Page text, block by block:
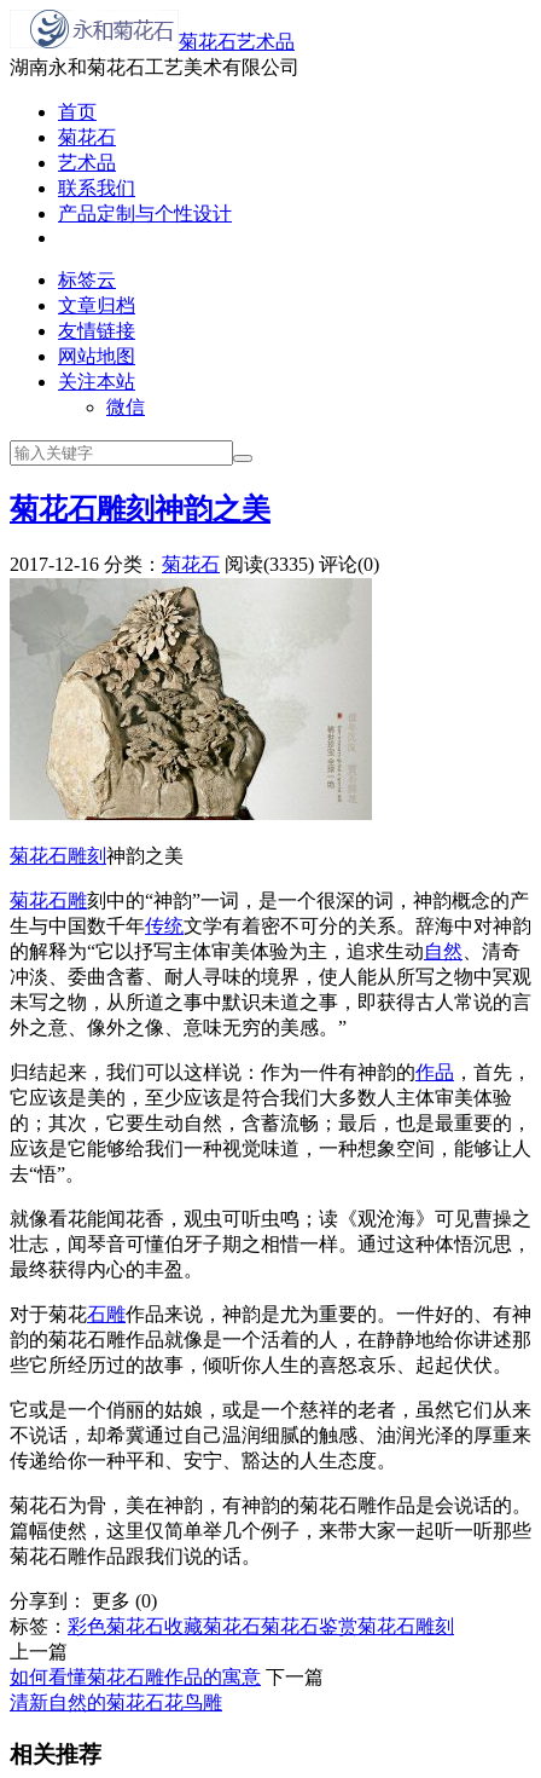
菊花石艺术品
湖南永和菊花石工艺美术有限公司
首页
菊花石
艺术品
联系我们
产品定制与个性设计
标签云
文章归档
友情链接
网站地图
关注本站
微信
菊花石雕刻神韵之美
2017-12-16 分类： 菊花石 阅读(3335) 评论(0)
菊花石雕刻 神韵之美
菊花石雕刻中的“神韵”一词，是一个很深的词，神韵概念的产
生与中国数千年传统文学有着密不可分的关系。辞海中对神韵
的解释为“它以抒写主体审美体验为主，追求生动自然 、清奇
冲淡、委曲含蓄、耐人寻味的境界，使人能从所写之物中冥观
未写之物，从所道之事中默识未道之事，即获得古人常说的言
外之意、像外之像、意味无穷的美感。”
归结起来，我们可以这样说：作为一件有神韵的作品 ，首先，
它应该是美的，至少应该是符合我们大多数人主体审美体验
的；其次，它要生动自然，含蓄流畅；最后，也是最重要的，
应该是它能够给我们一种视觉味道，一种想象空间，能够让人
去“悟”。
就像看花能闻花香，观虫可听虫鸣；读《观沧海》可见曹操之
壮志，闻琴音可懂伯牙子期之相惜一样。通过这种体悟沉思，
最终获得内心的丰盈。
对于菊花石雕作品来说，神韵是尤为重要的。一件好的、有神
韵的菊花石雕作品就像是一个活着的人，在静静地给你讲述那
些它所经历过的故事，倾听你人生的喜怒哀乐、起起伏伏。
它或是一个俏丽的姑娘，或是一个慈祥的老者，虽然它们从来
不说话，却希冀通过自己温润细腻的触感、油润光泽的厚重来
传递给你一种平和、安宁、豁达的人生态度。
菊花石为骨，美在神韵，有神韵的菊花石雕作品是会说话的。
篇幅使然，这里仅简单举几个例子，来带大家一起听一听那些
菊花石雕作品跟我们说的话。
分享到： 更多 (0)
标签： 彩色菊花石收藏菊花石菊花石鉴赏菊花石雕刻
上一篇
如何看懂菊花石雕作品的寓意 下一篇
清新自然的菊花石花鸟雕
相关推荐